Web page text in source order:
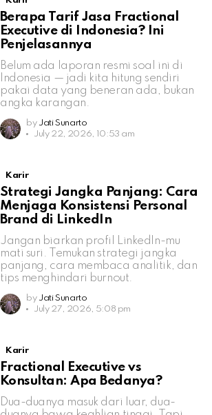
Berapa Tarif Jasa Fractional
Executive di Indonesia? Ini
Penjelasannya
Belum ada laporan resmi soal ini di
Indonesia — jadi kita hitung sendiri
pakai data yang beneran ada, bukan
angka karangan.
by Jati Sunarto
July 22, 2026, 10:53 am
Karir
Strategi Jangka Panjang: Cara
Menjaga Konsistensi Personal
Brand di LinkedIn
Jangan biarkan profil LinkedIn-mu
mati suri. Temukan strategi jangka
panjang, cara membaca analitik, dan
tips menghindari burnout.
by Jati Sunarto
July 27, 2026, 5:08 pm
Karir
Fractional Executive vs
Konsultan: Apa Bedanya?
Dua-duanya masuk dari luar, dua-